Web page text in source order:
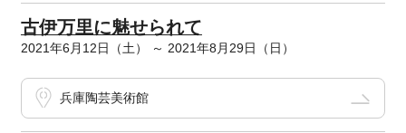
古伊万里に魅せられて
2021年6月12日（土） ～ 2021年8月29日（日）
兵庫陶芸美術館